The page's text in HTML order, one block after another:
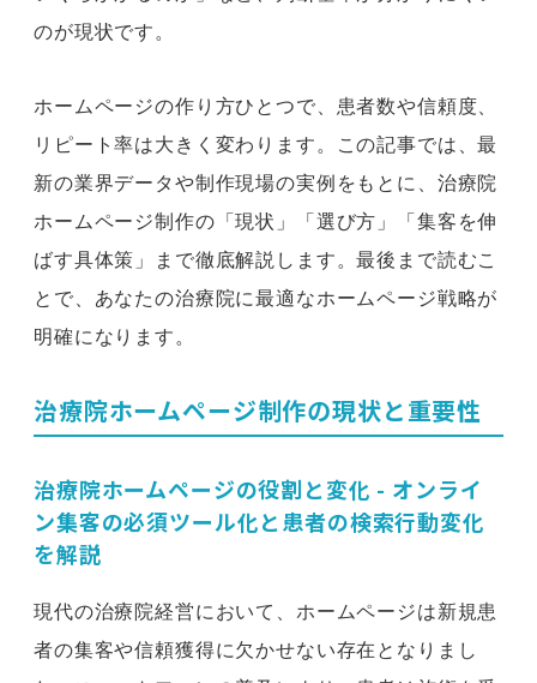
のが現状です。
ホームページの作り方ひとつで、患者数や信頼度、
リピート率は大きく変わります。この記事では、最
新の業界データや制作現場の実例をもとに、治療院
ホームページ制作の「現状」「選び方」「集客を伸
ばす具体策」まで徹底解説します。最後まで読むこ
とで、あなたの治療院に最適なホームページ戦略が
明確になります。
治療院ホームページ制作の現状と重要性
治療院ホームページの役割と変化 - オンライ
ン集客の必須ツール化と患者の検索行動変化
を解説
現代の治療院経営において、ホームページは新規患
者の集客や信頼獲得に欠かせない存在となりまし